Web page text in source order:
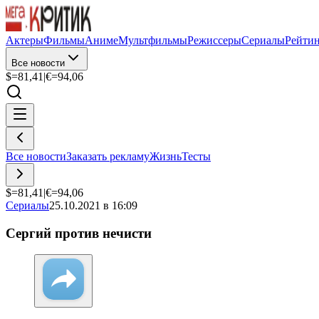
АктерыФильмыАнимеМультфильмыРежиссерыСериалы
Все новости
$=81,41 |€=94,06
Все новостиЗаказать рекламуЖизньТесты
$=81,41 |€=94,06
Сериалы25.10.2021 в 16:09
Сергий против нечисти